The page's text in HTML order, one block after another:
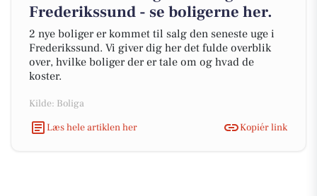
Frederikssund - se boligerne her.
2 nye boliger er kommet til salg den seneste uge i
Frederikssund. Vi giver dig her det fulde overblik
over, hvilke boliger der er tale om og hvad de
koster.
Kilde: Boliga
Læs hele artiklen her
Kopiér link